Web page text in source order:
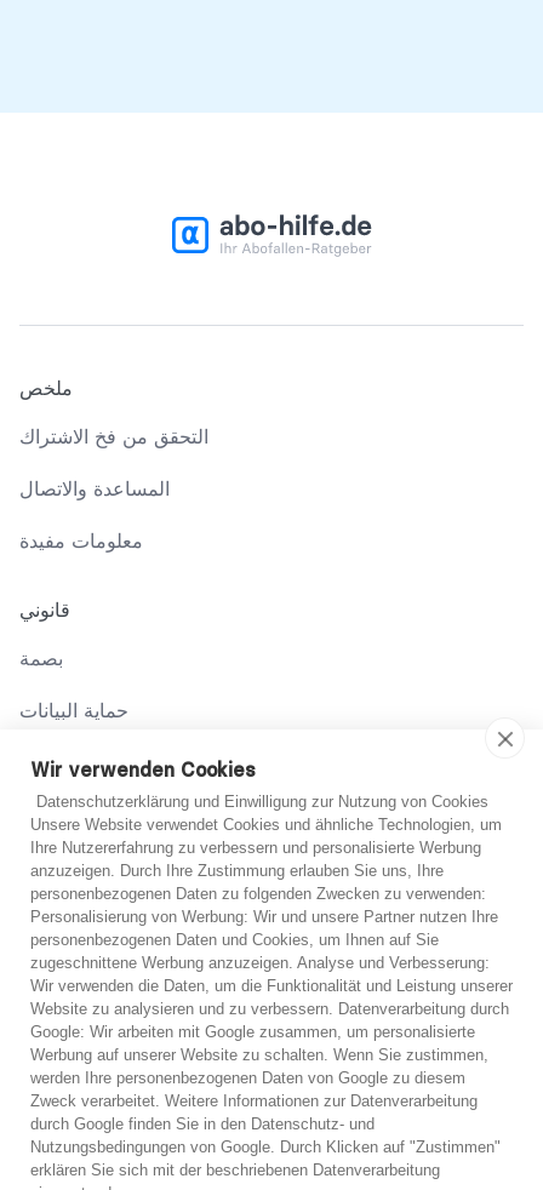
غير متأكد؟
إذا لم تكن متأكدًا، يمكنك الحصول على مشورة هاتفية مجانية
من أحد خبرائنا.
استشارة هاتفية مجانية
وقف الديون على الفور
ملخص
التحقق من فخ الاشتراك
المساعدة والاتصال
معلومات مفيدة
قانوني
بصمة
حماية البيانات
شروط
اتصل بنا
02131 708 42 70
support@abo-hilfe.de
© 2021 abo-hilfe.de
والنصائح والحيل المتعلقة بموضوع حماية المستهلك. يمكن نقل المعلومات
إلى المستهلك ويمكن أيضًا إكمال الاستبيان عبر الهاتف. لا يقدم موقع
abo-hilfe.de أي خدمات قانونية أو مشورة قانونية. وبغض النظر عن
Wir verwenden Cookies
Datenschutzerklärung und Einwilligung zur Nutzung von Cookies
Unsere Website verwendet Cookies und ähnliche Technologien, um
Ihre Nutzererfahrung zu verbessern und personalisierte Werbung
anzuzeigen. Durch Ihre Zustimmung erlauben Sie uns, Ihre
personenbezogenen Daten zu folgenden Zwecken zu verwenden:
Personalisierung von Werbung: Wir und unsere Partner nutzen Ihre
personenbezogenen Daten und Cookies, um Ihnen auf Sie
zugeschnittene Werbung anzuzeigen. Analyse und Verbesserung:
Wir verwenden die Daten, um die Funktionalität und Leistung unserer
Website zu analysieren und zu verbessern. Datenverarbeitung durch
Google: Wir arbeiten mit Google zusammen, um personalisierte
Werbung auf unserer Website zu schalten. Wenn Sie zustimmen,
werden Ihre personenbezogenen Daten von Google zu diesem
Zweck verarbeitet. Weitere Informationen zur Datenverarbeitung
durch Google finden Sie in den Datenschutz- und
Nutzungsbedingungen von Google. Durch Klicken auf "Zustimmen"
erklären Sie sich mit der beschriebenen Datenverarbeitung